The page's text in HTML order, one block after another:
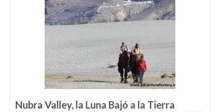
Nubra Valley, la Luna Bajó a la Tierra